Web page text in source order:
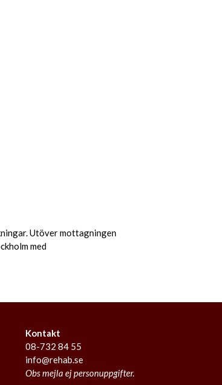
Utöver mottagningen
med
Kontakt
08-732 84 55
info@rehab.se
Obs mejla ej personuppgifter.